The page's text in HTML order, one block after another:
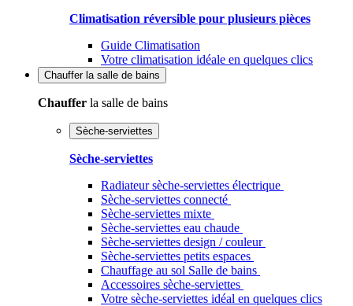
Climatisation réversible pour plusieurs pièces
Guide Climatisation
Votre climatisation idéale en quelques clics
Chauffer la salle de bains
Chauffer la salle de bains
Sèche-serviettes
Sèche-serviettes
Radiateur sèche-serviettes électrique
Sèche-serviettes connecté
Sèche-serviettes mixte
Sèche-serviettes eau chaude
Sèche-serviettes design / couleur
Sèche-serviettes petits espaces
Chauffage au sol Salle de bains
Accessoires sèche-serviettes
Votre sèche-serviettes idéal en quelques clics